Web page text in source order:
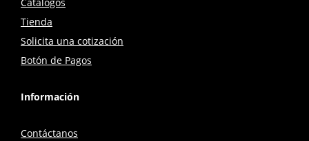
Tienda
Solicita una cotización
Botón de Pagos
Información
Contáctanos